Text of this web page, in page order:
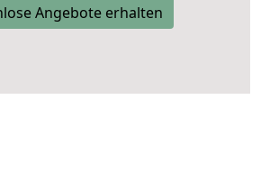
Angebote erhalten